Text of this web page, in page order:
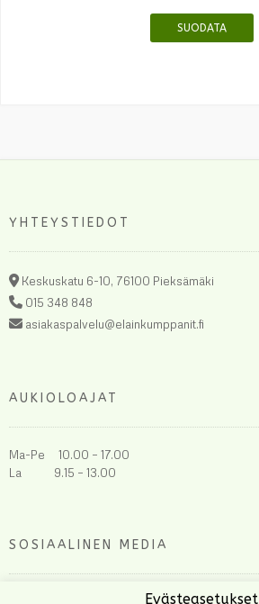
SUODATA
YHTEYSTIEDOT
Keskuskatu 6-10, 76100 Pieksämäki
015 348 848
asiakaspalvelu@elainkumppanit.fi
AUKIOLOAJAT
Ma-Pe 10.00 – 17.00
La 9.15 – 13.00
SOSIAALINEN MEDIA
Evästeasetukset